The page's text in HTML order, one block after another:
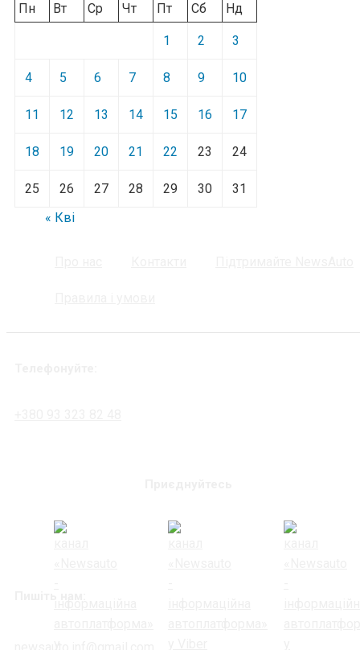
Пн
Вт Ср Чт Пт Сб Нд
1 2 3
4 5 6 7 8 9 10
11 12 13 14 15 16 17
18 19 20 21 22 23 24
25 26 27 28 29 30
31
« Кві